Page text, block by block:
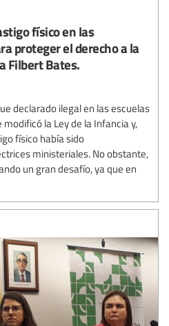
físico en las
proteger el derecho a la
Filbert Bates.
declarado ilegal en las escuelas
la Ley de la Infancia y,
físico había sido
ministeriales. No obstante,
un gran desafío, ya que en